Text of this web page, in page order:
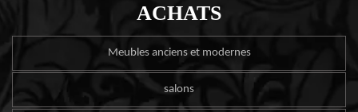
ACHATS
Meubles anciens et modernes
salons